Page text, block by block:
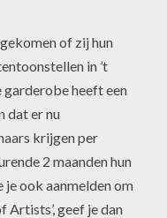
of zij hun
in ’t
garderobe heeft een
dat er nu
krijgen per
2 maanden hun
je ook aanmelden om
Artists’, geef je dan